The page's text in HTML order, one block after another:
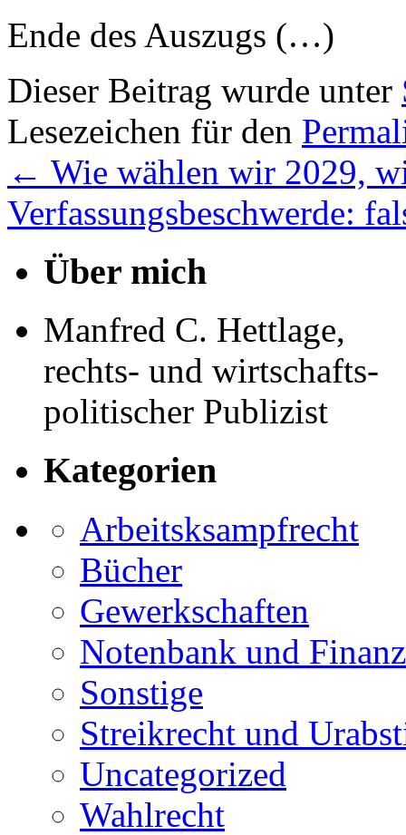
Ende des Auszugs (…)
Dieser Beitrag wurde unter
Lesezeichen für den
← Wie wählen wir 2029,
Verfassungsbeschwerde:
Über mich
Manfred C. Hettlage,
rechts- und wirtschafts-
politischer Publizist
Kategorien
Arbeitsksampfrecht
Bücher
Gewerkschaften
Notenbank und
Sonstige
Streikrecht und
Uncategorized
Wahlrecht